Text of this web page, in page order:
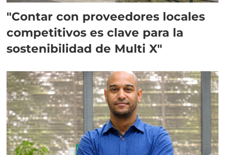
"Contar con proveedores locales
competitivos es clave para la
sostenibilidad de Multi X"